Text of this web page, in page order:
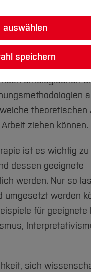
ontologischen
theoretischen
ziehen können.
ist es wichtig
dessen geeignete
werden. Nur so
umgesetzt werden
für geeignete
sich
auswählen
speichern